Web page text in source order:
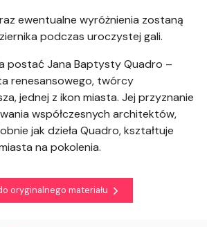
ewentualne wyróżnienia zostaną
podczas uroczystej gali.
postać Jana Baptysty Quadro –
renesansowego, twórcy
jednej z ikon miasta. Jej przyznanie
współczesnych architektów,
jak dzieła Quadro, kształtuje
na pokolenia.
oryginalnego materiału